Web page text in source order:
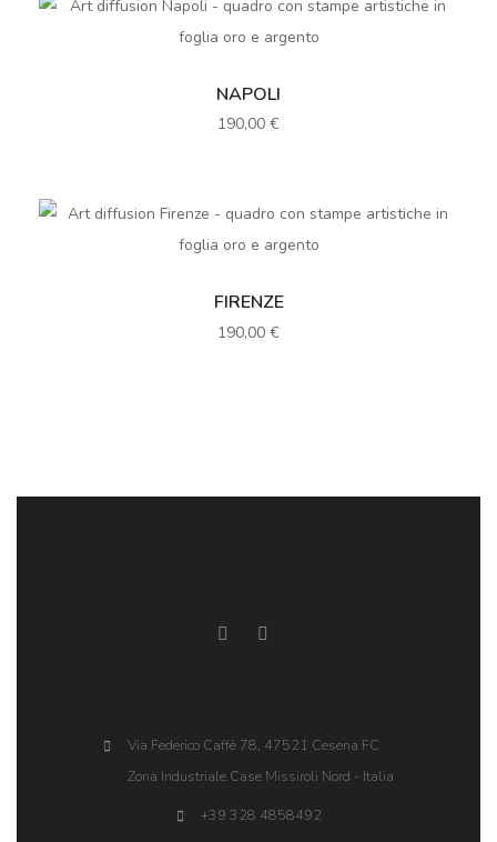
SELECT OPTIONS
NAPOLI
190,00 €
SELECT OPTIONS
FIRENZE
190,00 €
Via Federico Caffè 78, 47521 Cesena FC
Zona Industriale Case Missiroli Nord - Italia
+39 328 4858492